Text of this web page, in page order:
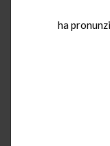
ha